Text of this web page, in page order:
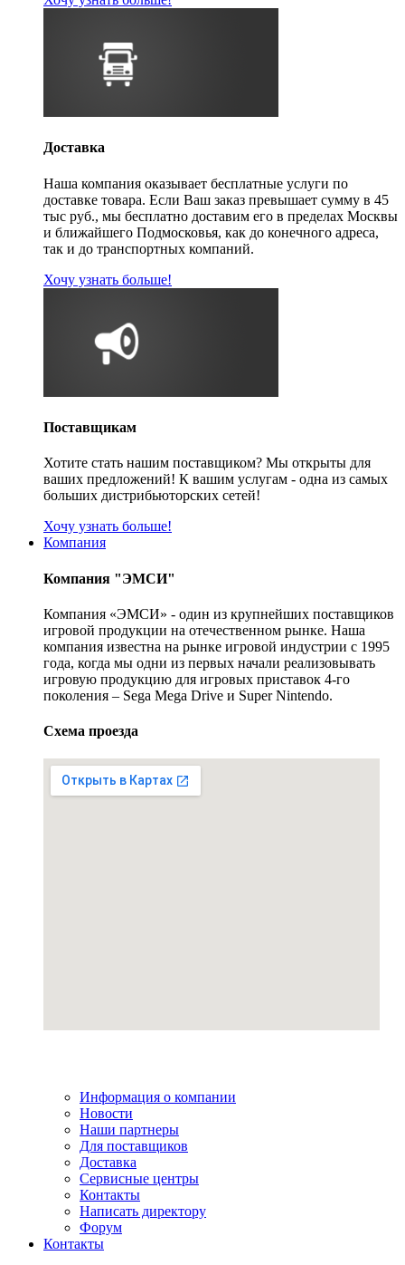
Доставка
Наша компания оказывает бесплатные услуги по
доставке товара. Если Ваш заказ превышает сумму в 45
тыс руб., мы бесплатно доставим его в пределах Москвы
и ближайшего Подмосковья, как до конечного адреса,
так и до транспортных компаний.
Хочу узнать больше!
Поставщикам
Хотите стать нашим поставщиком? Мы открыты для
ваших предложений! К вашим услугам - одна из самых
больших дистрибьюторских сетей!
Хочу узнать больше!
Компания
Компания "ЭМСИ"
Компания «ЭМСИ» - один из крупнейших поставщиков
игровой продукции на отечественном рынке. Наша
компания известна на рынке игровой индустрии с 1995
года, когда мы одни из первых начали реализовывать
игровую продукцию для игровых приставок 4-го
поколения – Sega Mega Drive и Super Nintendo.
Схема проезда
Информация о компании
Новости
Наши партнеры
Для поставщиков
Доставка
Сервисные центры
Контакты
Написать директору
Форум
Контакты